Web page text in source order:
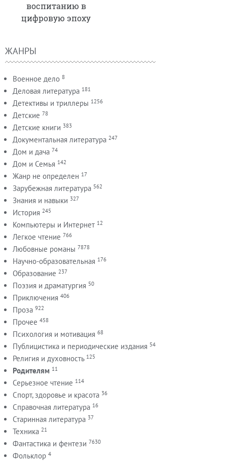
воспитанию в
цифровую эпоху
ЖАНРЫ
Военное дело 8
Деловая литература 181
Детективы и триллеры 1256
Детские 78
Детские книги 383
Документальная литература 247
Дом и дача 74
Дом и Семья 142
Жанр не определен 17
Зарубежная литература 562
Знания и навыки 327
История 245
Компьютеры и Интернет 12
Легкое чтение 766
Любовные романы 7878
Научно-образовательная 176
Образование 237
Поэзия и драматургия 50
Приключения 406
Проза 922
Прочее 458
Психология и мотивация 68
Публицистика и периодические издания 54
Религия и духовность 125
Родителям 11
Серьезное чтение 114
Спорт, здоровье и красота 36
Справочная литература 16
Старинная литература 37
Техника 21
Фантастика и фентези 7630
Фольклор 4